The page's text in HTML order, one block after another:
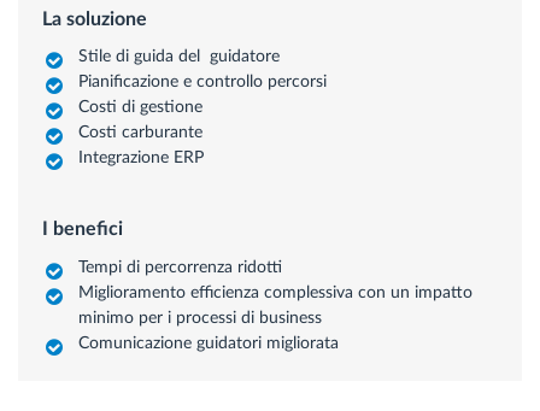
La soluzione
Stile di guida del guidatore
Pianificazione e controllo percorsi
Costi di gestione
Costi carburante
Integrazione ERP
I benefici
Tempi di percorrenza ridotti
Miglioramento efficienza complessiva con un impatto
minimo per i processi di business
Comunicazione guidatori migliorata